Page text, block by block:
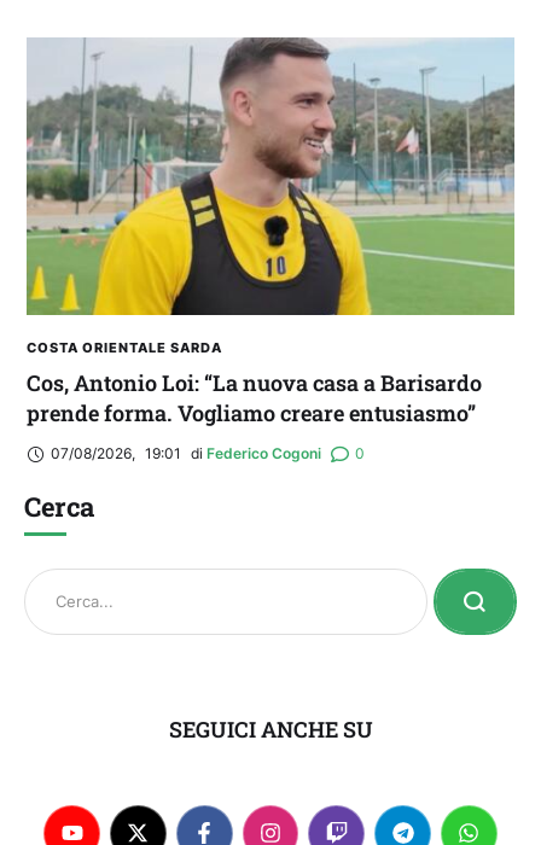
COSTA ORIENTALE SARDA
Cos, Antonio Loi: “La nuova casa a Barisardo
prende forma. Vogliamo creare entusiasmo”
07/08/2026, 19:01 di Federico Cogoni 0
Cerca
SEGUICI ANCHE SU